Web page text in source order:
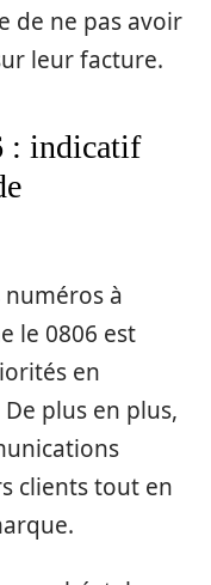
de ne pas avoir
leur facture.
: indicatif
numéros à
le 0806 est
en
plus en plus,
clients tout en